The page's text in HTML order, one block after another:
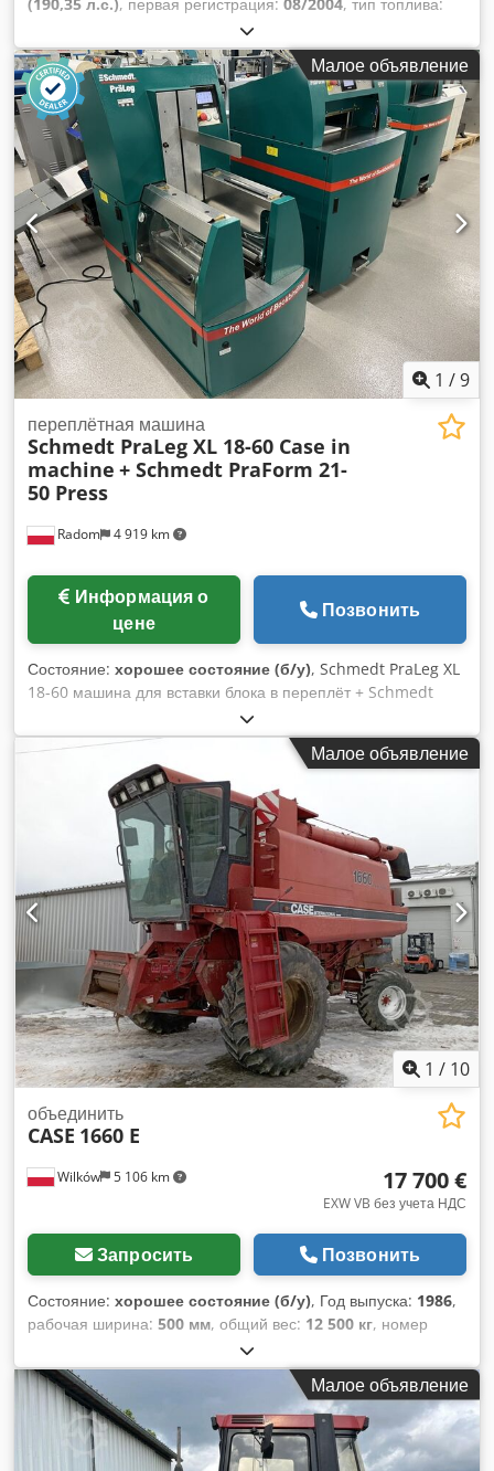
Малое объявление
1 /9
Radom 4 919 km
переплётная машина
Schmedt PraLeg XL 18-60 Case in
machine + Schmedt PraForm 21-
50 Press
цене
Позвонить
Состояние: хорошее состояние (б/у), Schmedt PraLeg XL
18-60 машина для вставки блока в переплёт + Schmedt
PraForm 21-50 Пресс Производство 2022 года. Schmedt
PraLeg XL 18-60 Устройство для вставки книжного блока
Машина в хорошем состоянии, полностью готова к работе.
Устанавливает книжный блок в подготовленную твёрдую
обложку. Оборудована двумя клеевыми узлами, имеется
плавная регулировка толщины нанесения клея. Форматы:
Высота блока: 80 – 450 мм Ширина блока: 110 – 450 мм
Толщина блока: 2 – 80 мм Производительность: ок. 200 –
300 шт/ч Питание: 230 В Вес: 300 кг Сделано в Германии.
Schmedt PraForm 21-50 Книжный пресс Книжный пресс с
прорезчиком канавки. Производитель Schmedt, Германия.
Машина в отличном состоянии, полностью готова к работе.
Dcjdpfxezdazbj Amfok Технические характеристики:
Максимальный формат: 420 x 520 x 100 мм Вес: 220 кг
Питание: 230 В + сжатый воздух. Цена указана за комплект
из двух машин.
Малое объявление
1 / 10
Wilków 5 106 km
объединить
CASE 1660 E
17 700 €
EXW VB без учета НДС
Запросить Позвонить
Состояние: хорошее состояние (б/у), Год выпуска: 1986,
рабочая ширина: 500 мм, общий вес: 12 500 кг, номер
машины/транспортного средства:
осевой поток Dcjdevr Dxpjpfx Amfok Бренд: Case IH
Модель: 1660 Год: 1987 Часы работы: 3300 ч. Ширина
секции: 5,00 м Различные виды оборудования:
измельчитель соломы, разбрасыватель соломы.
Малое объявление